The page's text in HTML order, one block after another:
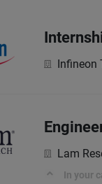
Infineon
Lam
In your